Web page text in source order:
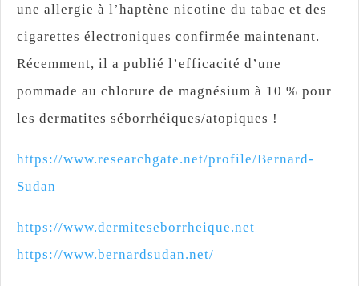
une allergie à l’haptène nicotine du tabac et des
cigarettes électroniques confirmée maintenant.
Récemment, il a publié l’efficacité d’une
pommade au chlorure de magnésium à 10 % pour
les dermatites séborrhéiques/atopiques !
https://www.researchgate.net/profile/Bernard-
Sudan
https://www.dermiteseborrheique.net
https://www.bernardsudan.net/